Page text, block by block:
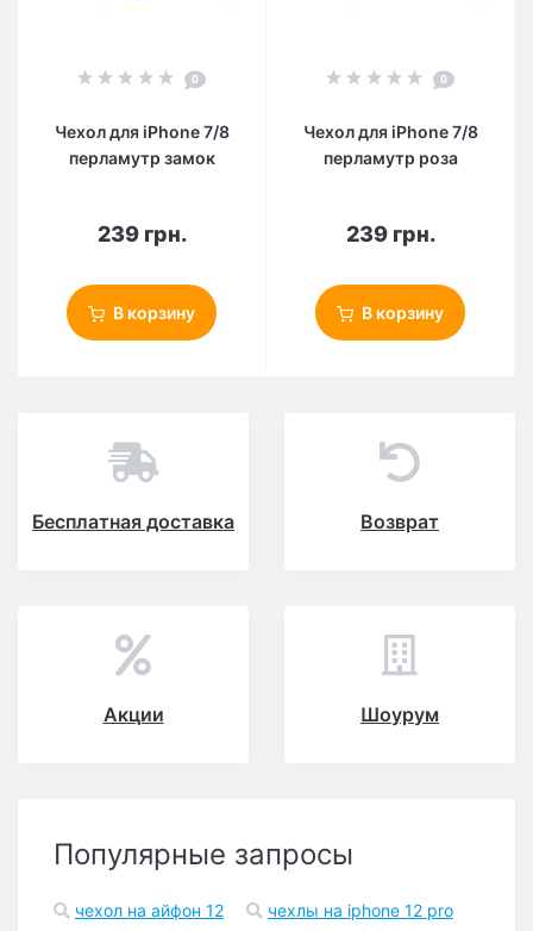
0
Чехол для iPhone 7/8
перламутр замок
239 грн.
В корзину
0
Чехол для iPhone 7/8
перламутр роза
239 грн.
В корзину
Бесплатная доставка Возврат
Акции Шоурум
Популярные запросы
чехол на айфон 12
чехлы на iphone 12 pro